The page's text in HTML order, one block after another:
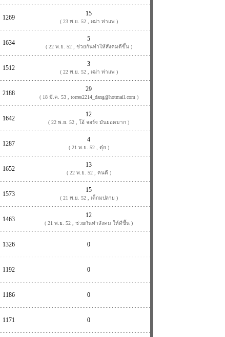
1269
15
( 23 พ.ย. 52 , เฒ่า ท่าแพ )
1634
5
( 22 พ.ย. 52 , ช่วยกันทำให้สังคมดีขึ้น )
1512
3
( 22 พ.ย. 52 , เฒ่า ท่าแพ )
2188
29
( 18 มี.ค. 53 , torres2214_dang@hotmail.com )
1642
12
( 22 พ.ย. 52 , โอ้ จอร์จ มันยอดมาก )
1287
4
( 21 พ.ย. 52 , ตุ๋ย )
1652
13
( 22 พ.ย. 52 , คนดี )
1573
15
( 21 พ.ย. 52 , เด็กมปลาย )
1463
12
( 21 พ.ย. 52 , ช่วยกันทำสังคม ให้ดีขึ้น )
1326 0
1192 0
1186 0
1171 0